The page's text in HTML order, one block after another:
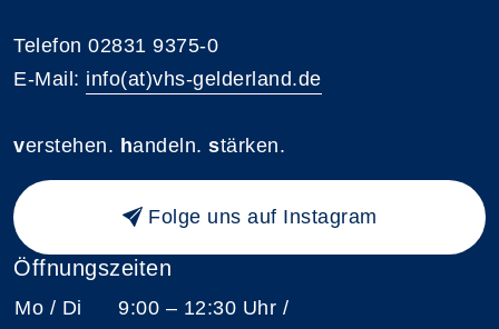
Telefon 02831 9375-0
E-Mail: info(at)vhs-gelderland.de
verstehen. handeln. stärken.
Folge uns auf Instagram
Öffnungszeiten
Mo / Di
9:00 – 12:30 Uhr /